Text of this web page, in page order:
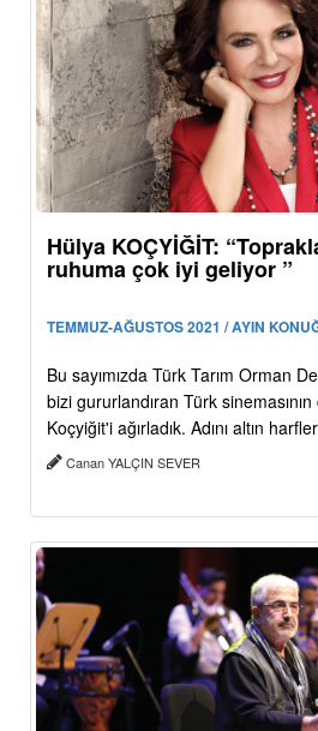
Hülya KOÇYİĞİT:
ruhuma çok iyi geliyor ”
TEMMUZ-AĞUSTOS 2021 / AYIN
Bu sayımızda Türk Tarım Orman
bizi gururlandıran Türk
Koçyiğit'i ağırladık. Adını altın
Canan YALÇIN SEVER